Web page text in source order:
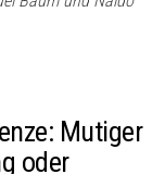
Mutiger
oder